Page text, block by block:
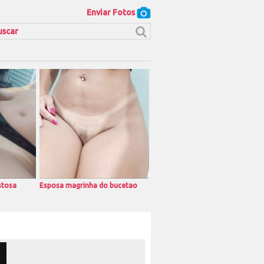
Enviar Fotos
Esposa magrinha do bucetao